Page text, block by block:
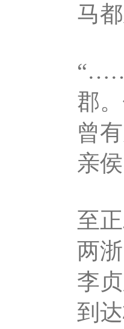
马
“……
郡
曾
亲
至
两
李
到